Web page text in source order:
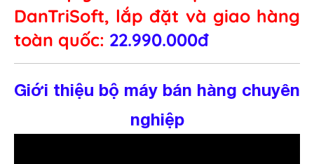
DanTriSoft, lắp đặt và giao hàng
toàn quốc: 22.990.000đ
Giới thiệu bộ máy bán hàng chuyên
nghiệp